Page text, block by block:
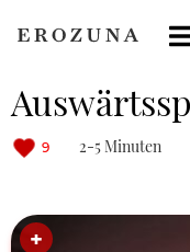
9 2-5 Minuten